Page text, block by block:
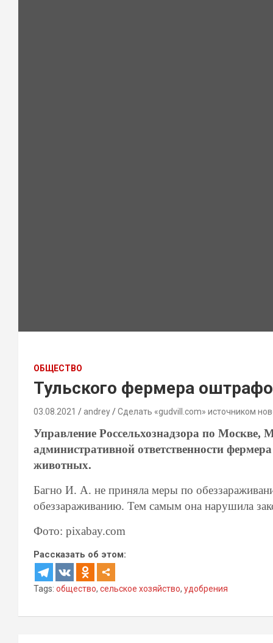
ОБЩЕСТВО
Тульского фермера
03.08.2021 andrey Сделать «gudvill.com» источником
Управление Россельхознадзора по Москве,
административной ответственности
животных.
Багно И. А. не приняла меры по
обеззараживанию. Тем самым она нарушила
Фото: pixabay.com
Рассказать об этом:
Tags: общество, сельское хозяйство, удобрения